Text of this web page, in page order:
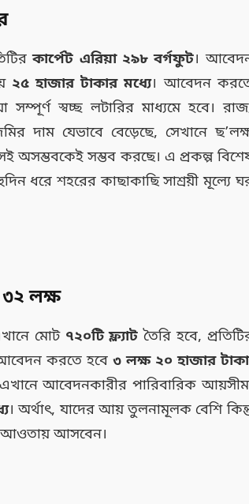
কার্পেট এরিয়া ২৯৮ বর্গফুট।
২৫ হাজার টাকার মধ্যে। আবেদন
সম্পূর্ণ স্বচ্ছ লটারির মাধ্যমে হবে।
দাম যেভাবে বেড়েছে, সেখানে
অসম্ভবকেই সম্ভব করছে। এ প্রকল্প
ধরে শহরের কাছাকাছি সাশ্রয়ী মূল্যে
৩২ লক্ষ
মোট ৭২০টি ফ্ল্যাট তৈরি হবে,
করতে হবে ৩ লক্ষ ২০ হাজার টাকা
এখানে আবেদনকারীর পারিবারিক
। অর্থাৎ, যাদের আয় তুলনামূলক বেশি
আওতায় আসবেন।